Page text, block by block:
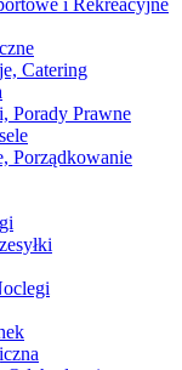
i Rekreacyjne
Catering
Porady Prawne
Porządkowanie